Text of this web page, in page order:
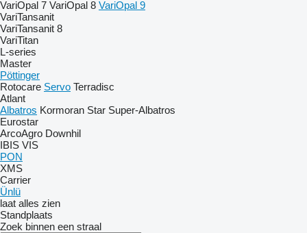
VariOpal 7 VariOpal 8 VariOpal 9
VariTansanit
VariTansanit 8
VariTitan
L-series
Master
Pöttinger
Rotocare Servo Terradisc
Atlant
Albatros Kormoran Star Super-Albatros
Eurostar
ArcoAgro Downhil
IBIS VIS
PON
XMS
Carrier
Ünlü
laat alles zien
Standplaats
Zoek binnen een straal